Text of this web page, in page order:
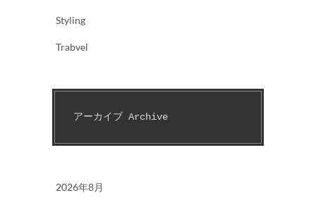
Styling
Trabvel
アーカイブ Archive
2026年8月